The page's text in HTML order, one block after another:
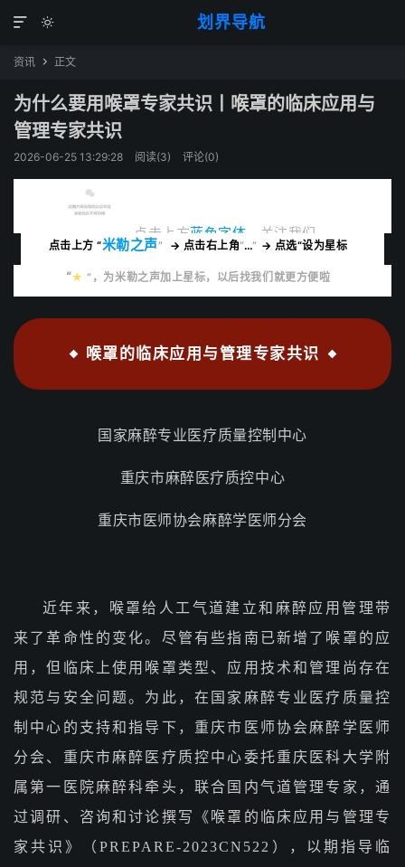
划界导航


资讯  正文
为什么要用喉罩专家共识丨喉罩的临床应用与
管理专家共识
2026-06-25 13:29:28 阅读(3) 评论(0)
点击上方蓝色字体 ，关注我们
点击上方 “米勒之声” → 点击右上角“…” → 点选“设为星标
“★ ”， 为米勒之声加上星标，以后找我们就更方便啦
喉罩的临床应用与管理专家共识
国家麻醉专业医疗质量控制中心
重庆市麻醉医疗质控中心
重庆市医师协会麻醉学医师分会
近年来，喉罩给人工气道建立和麻醉应用管理带
来了革命性的变化。尽管有些指南已新增了喉罩的应
用，但临床上使用喉罩类型、应用技术和管理尚存在
规范与安全问题。为此，在国家麻醉专业医疗质量控
制中心的支持和指导下，重庆市医师协会麻醉学医师
分会、重庆市麻醉医疗质控中心委托重庆医科大学附
属第一医院麻醉科牵头，联合国内气道管理专家，通
过调研、咨询和讨论撰写《喉罩的临床应用与管理专
家共识》（PREPARE-2023CN522），以期指导临